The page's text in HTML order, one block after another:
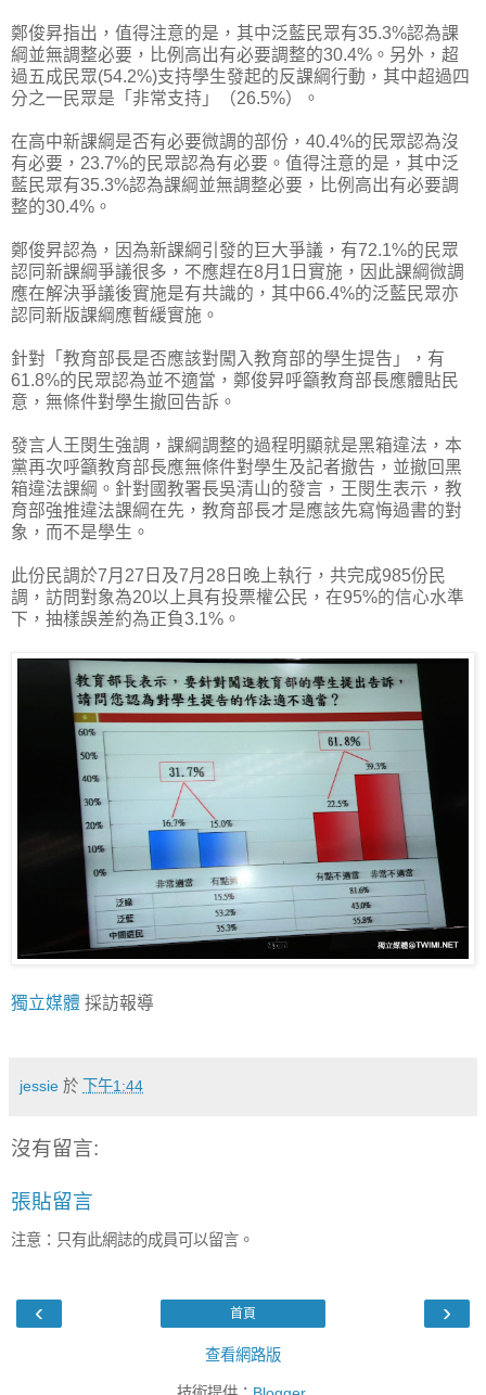
鄭俊昇指出，值得注意的是，其中泛藍民眾有35.3%認為課
綱並無調整必要，比例高出有必要調整的30.4%。另外，超
過五成民眾(54.2%)支持學生發起的反課綱行動，其中超過四
分之一民眾是「非常支持」（26.5%）。
在高中新課綱是否有必要微調的部份，40.4%的民眾認為沒
有必要，23.7%的民眾認為有必要。值得注意的是，其中泛
藍民眾有35.3%認為課綱並無調整必要，比例高出有必要調
整的30.4%。
鄭俊昇認為，因為新課綱引發的巨大爭議，有72.1%的民眾
認同新課綱爭議很多，不應趕在8月1日實施，因此課綱微調
應在解決爭議後實施是有共識的，其中66.4%的泛藍民眾亦
認同新版課綱應暫緩實施。
針對「教育部長是否應該對闖入教育部的學生提告」，有
61.8%的民眾認為並不適當，鄭俊昇呼籲教育部長應體貼民
意，無條件對學生撤回告訴。
發言人王閔生強調，課綱調整的過程明顯就是黑箱違法，本
黨再次呼籲教育部長應無條件對學生及記者撤告，並撤回黑
箱違法課綱。針對國教署長吳清山的發言，王閔生表示，教
育部強推違法課綱在先，教育部長才是應該先寫悔過書的對
象，而不是學生。
此份民調於7月27日及7月28日晚上執行，共完成985份民
調，訪問對象為20以上具有投票權公民，在95%的信心水準
下，抽樣誤差約為正負3.1%。
獨立媒體 採訪報導
jessie 於 下午1:44
沒有留言:
張貼留言
注意：只有此網誌的成員可以留言。
‹ ›
首頁
查看網路版